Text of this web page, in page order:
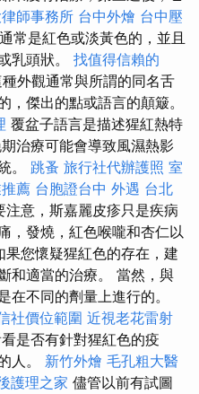
師事務所 台中外燴 台中壓
常是紅色或淡黃色的，並且
乳頭狀。 找值得信賴的
外觀通常與所謂的同名舌
傑出的點或語言的顛簸。
覆盆子語言是描述猩紅熱特
治療可能會導致風濕熱影
。 跳蚤 旅行社代辦護照 室
薦 台胞證台中 外遇 台北
注意，斯嘉麗皮疹只是疾病
，發燒，紅色喉嚨和杏仁以
果您懷疑猩紅色的存在，建
和適當的治療。 當然，與
在不同的劑量上進行的。
社價位範圍 近視老花雷射
是否有針對猩紅色的疫
人。 新竹外燴 毛孔粗大醫
護理之家 儘管以前有試圖